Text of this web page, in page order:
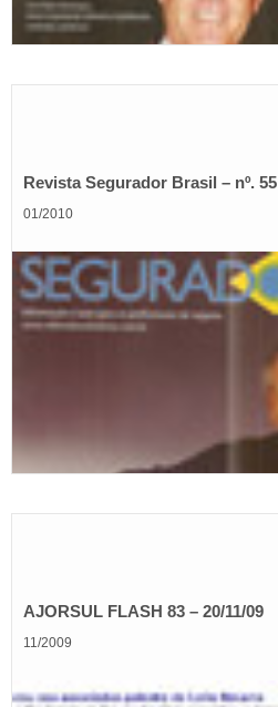
Revista Segurador Brasil – nº. 55
01/2010
AJORSUL FLASH 83 – 20/11/09
11/2009